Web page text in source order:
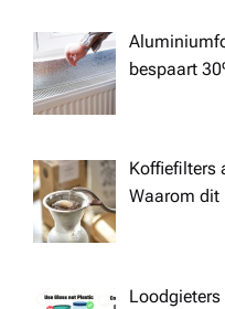
bespaart
Koffiefilters
Waarom dit